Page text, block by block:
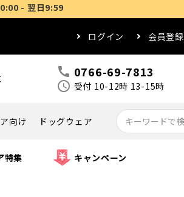
ログイン 会員登録
call 0766-69-7813
schedule 受付 10-12時 13-15時
向け ドッグウェア
特集 キャンペーン